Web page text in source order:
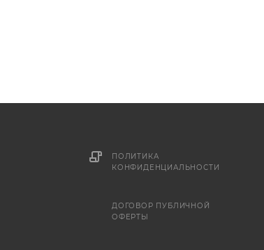
ПОЛИТИКА
КОНФИДЕНЦИАЛЬНОСТИ
ДОГОВОР ПУБЛИЧНОЙ
ОФЕРТЫ